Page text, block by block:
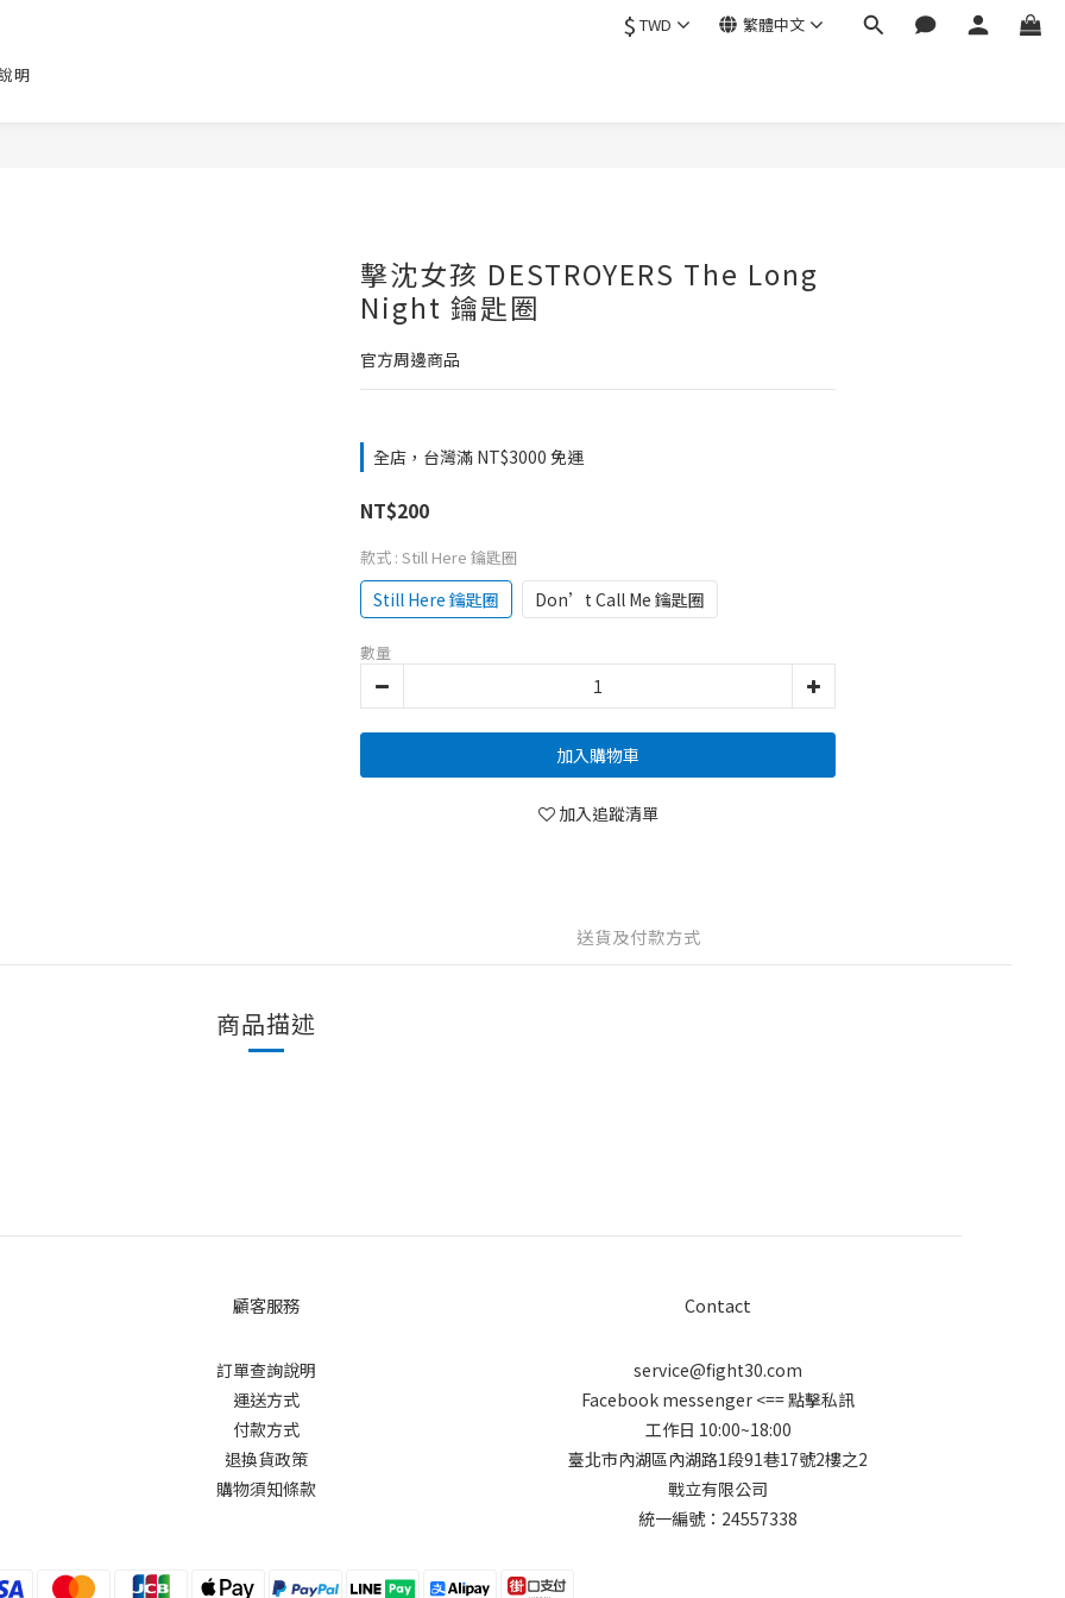
$ TWD 繁體中文
明
擊沈女孩 DESTROYERS The Long
Night 鑰匙圈
官方周邊商品
全店，台灣滿 NT$3000 免運
NT$200
款式 : Still Here 鑰匙圈
Still Here 鑰匙圈 Don’t Call Me 鑰匙圈
數量
加入購物車
加入追蹤清單
送貨及付款方式
商品描述
顧客服務
訂單查詢說明
運送方式
付款方式
退換貨政策
購物須知條款
Contact
service@fight30.com
Facebook messenger <== 點擊私訊
工作日 10:00~18:00
臺北市內湖區內湖路1段91巷17號2樓之2
戰立有限公司
統一編號：24557338